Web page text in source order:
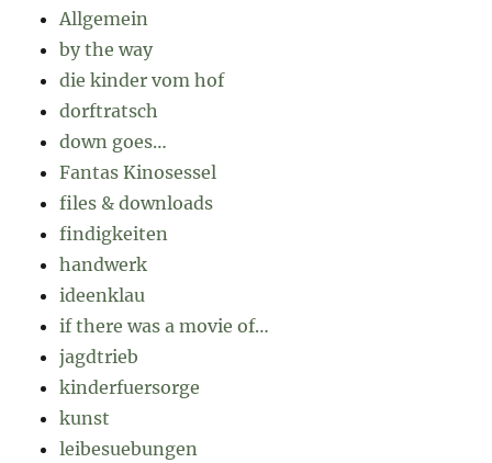
Allgemein
by the way
die kinder vom hof
dorftratsch
down goes…
Fantas Kinosessel
files & downloads
findigkeiten
handwerk
ideenklau
if there was a movie of…
jagdtrieb
kinderfuersorge
kunst
leibesuebungen